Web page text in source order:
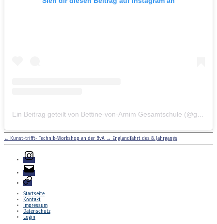
← Kunst-trifft- Technik-Workshop an der BvA → Englandfahrt des 8. Jahrgangs
Instagram
E-
Mail
Login
Startseite
Kontakt
Impressum
Datenschutz
Login